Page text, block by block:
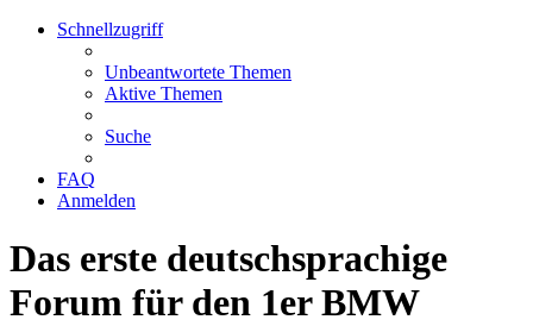
Schnellzugriff
Unbeantwortete Themen
Aktive Themen
Suche
FAQ
Anmelden
Das erste deutschsprachige
Forum für den 1er BMW